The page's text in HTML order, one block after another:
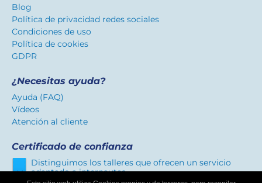
Blog
Política de privacidad redes sociales
Condiciones de uso
Política de cookies
GDPR
¿Necesitas ayuda?
Ayuda (FAQ)
Vídeos
Atención al cliente
Certificado de confianza
Distinguimos los talleres que ofrecen un servicio
adaptado a internautas.